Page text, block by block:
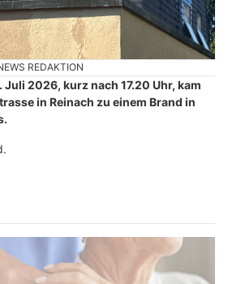
REDAKTION
Juli 2026, kurz nach 17.20 Uhr, kam
in Reinach zu einem Brand in